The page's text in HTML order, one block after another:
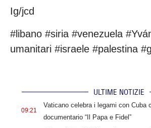
Ig/jcd
#libano #siria #venezuela
umanitari #israele #palestina
ULTIME NOTIZIE
09:21
Vaticano celebra i legami con Cuba
documentario “Il Papa e Fidel”